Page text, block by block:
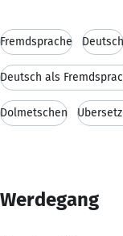
Fremdsprache Deutsch
Deutsch als
Dolmetschen
Werdegang